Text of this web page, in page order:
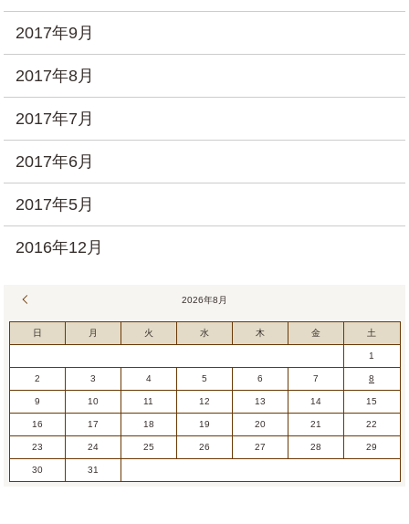
2017年9月
2017年8月
2017年7月
2017年6月
2017年5月
2016年12月
2026年8月
日 月 火 水 木 金 土
1
2 3 4 5 6 7 8
9 10 11 12 13 14 15
16 17 18 19 20 21 22
23 24 25 26 27 28 29
30 31